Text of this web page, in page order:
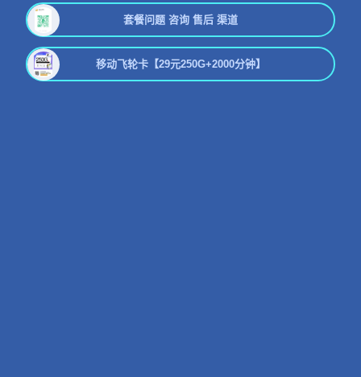
套餐问题 咨询 售后 渠道
移动飞轮卡【29元250G+2000分钟】